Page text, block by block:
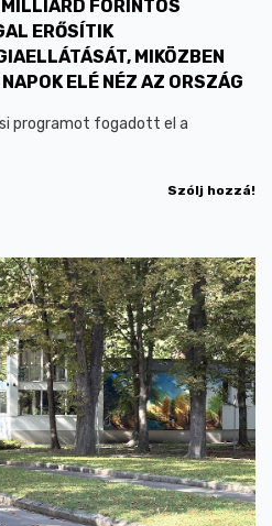
FORINTOS
ERŐSÍTIK
MIKÖZBEN
ELÉ NÉZ AZ ORSZÁG
programot fogadott el a
Szólj hozzá!